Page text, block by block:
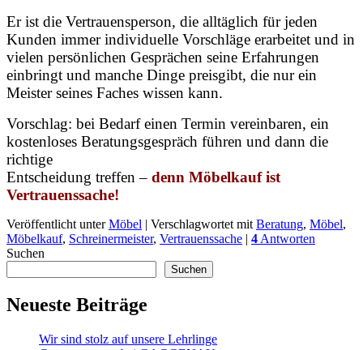
Er ist die Vertrauensperson, die alltäglich für jeden
Kunden immer individuelle Vorschläge erarbeitet und in
vielen persönlichen Gesprächen seine Erfahrungen
einbringt und manche Dinge preisgibt, die nur ein
Meister seines Faches wissen kann.
Vorschlag: bei Bedarf einen Termin vereinbaren, ein
kostenloses Beratungsgespräch führen und dann die
richtige
Entscheidung treffen – denn Möbelkauf ist
Vertrauenssache!
Veröffentlicht unter Möbel | Verschlagwortet mit Beratung, Möbel,
Möbelkauf, Schreinermeister, Vertrauenssache | 4 Antworten
Suchen
Suchen
Neueste Beiträge
Wir sind stolz auf unsere Lehrlinge